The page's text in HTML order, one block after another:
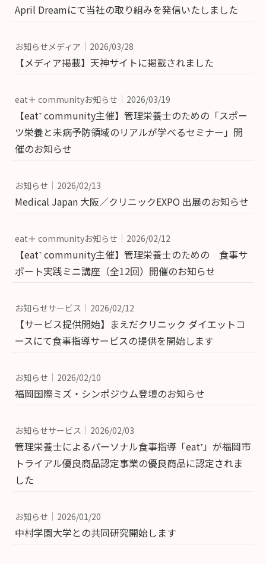
April Dreamにて当社の取り組みを発信いたしました
お知らせメディア 2026/03/28
【メディア掲載】天神サイトに掲載されました
eat＋ communityお知らせ 2026/03/19
【eat⁺ community主催】管理栄養士のための「スポー
ツ栄養と未病予防領域のリアルが学べるセミナー」開
催のお知らせ
お知らせ 2026/02/13
Medical Japan 大阪／クリニックEXPO 出展のお知らせ
eat＋ communityお知らせ 2026/02/12
【eat⁺ community主催】管理栄養士のための 食事サ
ポート実践ミニ講座（全12回）開催のお知らせ
お知らせサービス 2026/02/12
【サービス提供開始】まえだクリニック ダイエットコ
ースにて食事指導サービスの提供を開始します
お知らせ 2026/02/10
福岡国際ミズ・シンポジウム登壇のお知らせ
お知らせサービス 2026/02/03
管理栄養士によるパーソナル食事指導「eat⁺」が福岡市
トライアル優良商品認定事業の優良商品に認定されま
した
お知らせ 2026/01/20
中村学園大学との共同研究開始します